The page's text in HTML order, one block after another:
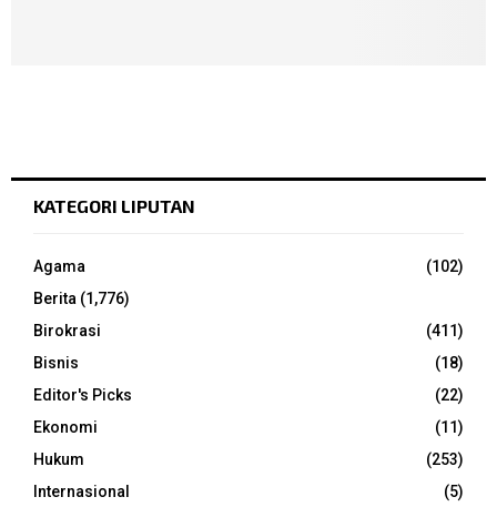
KATEGORI LIPUTAN
Agama
(102)
Berita (1,776)
Birokrasi
(411)
Bisnis
(18)
Editor's Picks
(22)
Ekonomi
(11)
Hukum
(253)
Internasional
(5)